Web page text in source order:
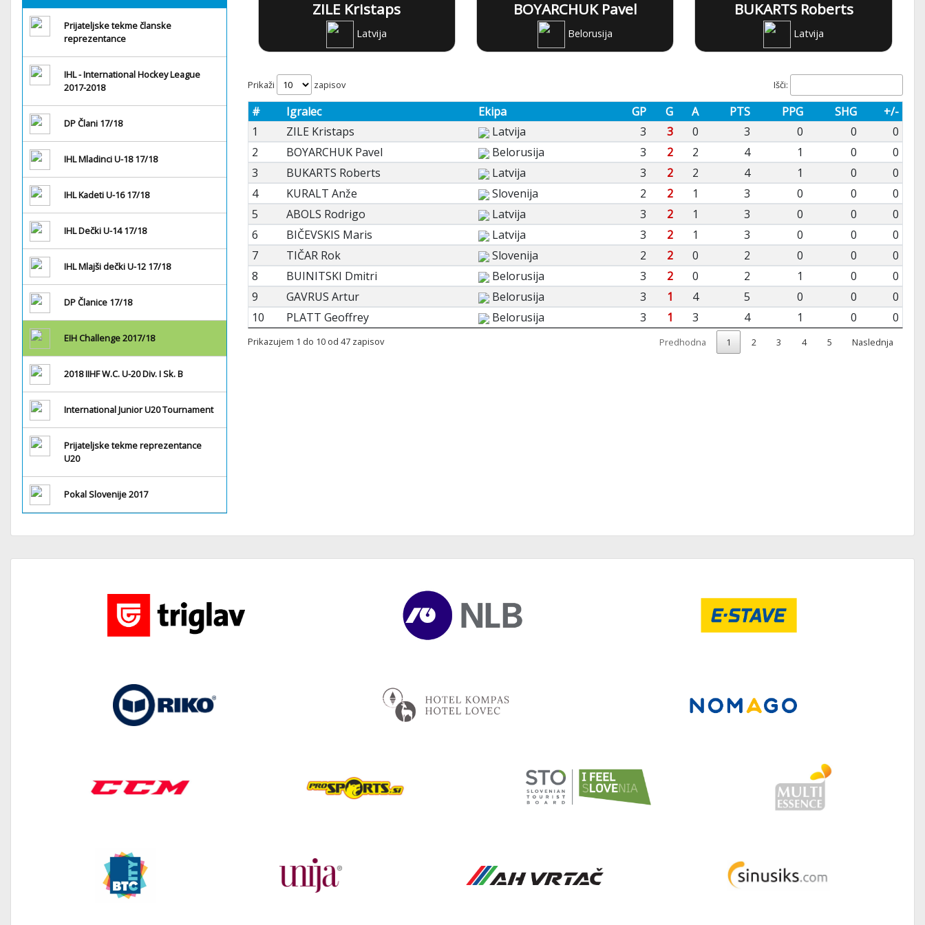
Prijateljske tekme članske
reprezentance
IHL - International Hockey League
2017-2018
DP Člani 17/18
IHL Mladinci U-18 17/18
IHL Kadeti U-16 17/18
IHL Dečki U-14 17/18
IHL Mlajši dečki U-12 17/18
DP Članice 17/18
EIH Challenge 2017/18
2018 IIHF W.C. U-20 Div. I Sk. B
International Junior U20 Tournament
Prijateljske tekme reprezentance
U20
Pokal Slovenije 2017
ZILE Kristaps
Latvija
BOYARCHUK Pavel
Belorusija
BUKARTS Roberts
Latvija
Prikaži zapisov Išči:
# Igralec Ekipa GP G A PTS PPG SHG
+/-
1
ZILE Kristaps Latvija 3 3 0 3 0 0
0
2
BOYARCHUK Pavel Belorusija 3 2 2 4 1 0
0
3
BUKARTS Roberts Latvija 3 2 2 4 1 0
0
4
KURALT Anže Slovenija 2 2 1 3 0 0
0
5
ABOLS Rodrigo Latvija 3 2 1 3 0 0
0
6
BIČEVSKIS Maris Latvija 3 2 1 3 0 0
0
7
TIČAR Rok Slovenija 2 2 0 2 0 0
0
8
BUINITSKI Dmitri Belorusija 3 2 0 2 1 0
0
9
GAVRUS Artur Belorusija 3 1 4 5 0 0
0
10
PLATT Geoffrey Belorusija 3 1 3 4 1 0 0
Prikazujem 1 do 10 od 47 zapisov Predhodna 1 2 3 4 5 Naslednja